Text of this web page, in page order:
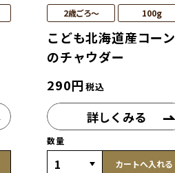
2歳ごろ～ 100g
こども北海道産コーン
のチャウダー
290円税込
詳しくみる
数量
カートへ入れる